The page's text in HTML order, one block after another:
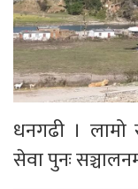
धनगढी ।
सेवा पुनः